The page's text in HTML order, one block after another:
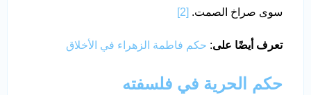
سوى صراخ الصمت. [2]
تعرف أيضًا على: حكم فاطمة الزهراء في الأخلاق
حكم الحرية في فلسفته